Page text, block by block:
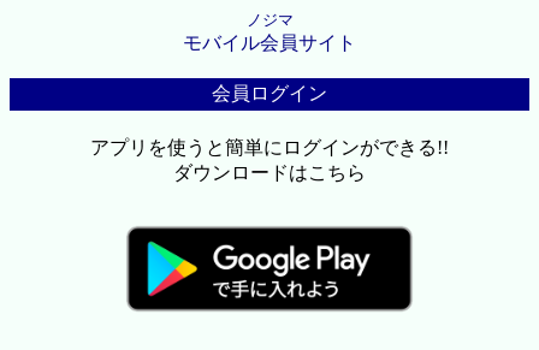
ノジマ
モバイル会員サイト
会員ログイン
アプリを使うと簡単にログインができる!!
ダウンロードはこちら